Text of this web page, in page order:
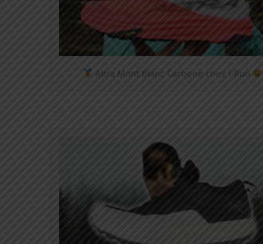
Altra Mont Blanc Carbone chez i-Run